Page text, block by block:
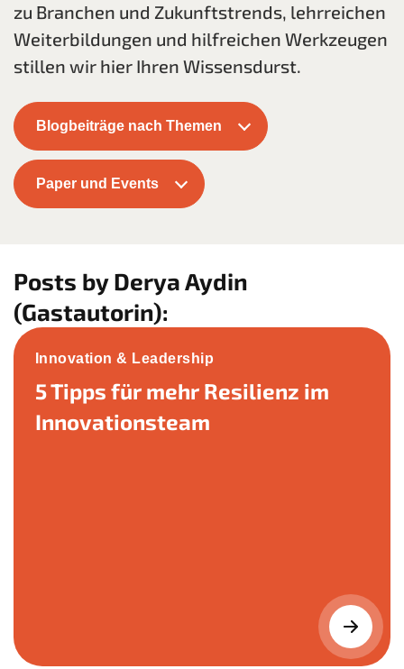
zu Branchen und Zukunftstrends, lehrreichen
Weiterbildungen und hilfreichen Werkzeugen
stillen wir hier Ihren Wissensdurst.
Blogbeiträge nach Themen
Paper und Events
Posts by Derya Aydin
(Gastautorin):
Innovation & Leadership
5 Tipps für mehr Resilienz im
Innovationsteam